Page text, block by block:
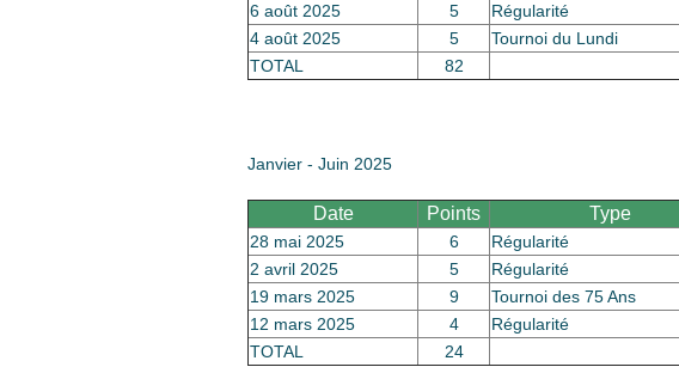
6 août 2025
5
Régularité
4 août 2025
5
Tournoi du Lundi
TOTAL
82
Janvier - Juin 2025
Date Points Type
28 mai 2025 6
Régularité
2 avril 2025
5
Régularité
19 mars 2025
9
Tournoi des 75 Ans
12 mars 2025
4
Régularité
TOTAL
24